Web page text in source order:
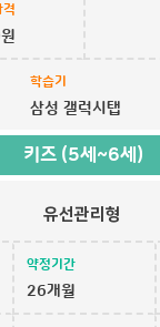
격
학습기
삼성 갤럭시탭
키즈 (5세~6세)
유선관리형
약정기간
26개월